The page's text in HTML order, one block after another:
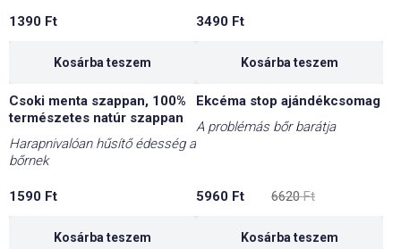
1390 Ft
Kosárba teszem
3490 Ft
Kosárba teszem
Csoki menta szappan, 100%
természetes natúr szappan
Harapnivalóan hűsítő édesség a
bőrnek
1590 Ft
Kosárba teszem
Ekcéma stop ajándékcsomag
A problémás bőr barátja
6620Ft
price
5960 Ft
price
Kosárba teszem